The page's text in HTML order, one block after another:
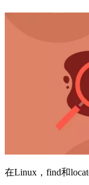
在Linux，find和